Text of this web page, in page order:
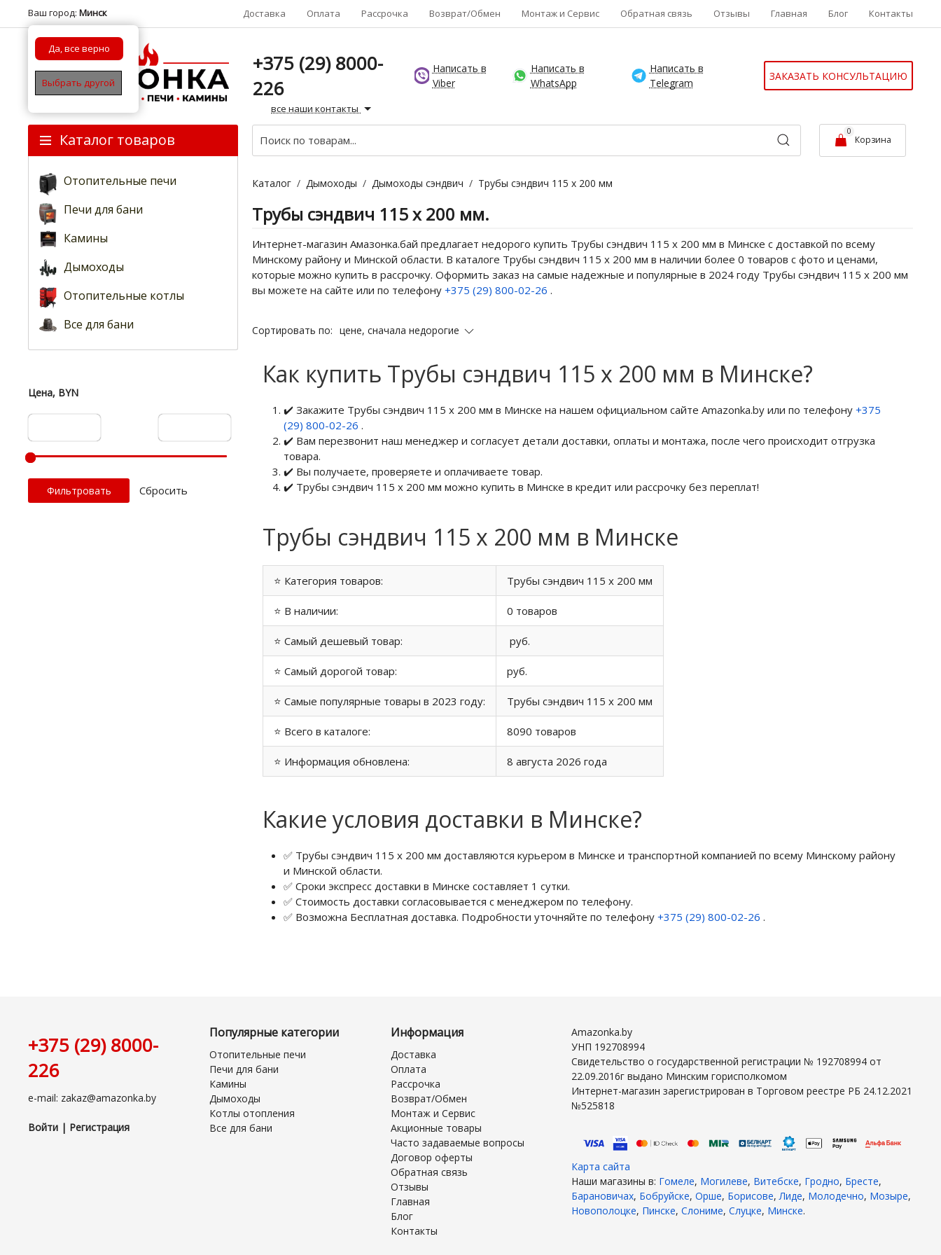
Ваш город: Минск
Да, все верно
Выбрать другой
Доставка Оплата Рассрочка Возврат/Обмен Монтаж и Сервис Обратная связь Отзывы Главная Блог Контакты
+375 (29) 8000-
226
все наши контакты
Написать в
Viber
Написать в
WhatsApp
Написать в
Telegram
ЗАКАЗАТЬ КОНСУЛЬТАЦИЮ
Каталог товаров
Отопительные печи
Печи для бани
Камины
Дымоходы
Отопительные котлы
Все для бани
0
Корзина
Цена, BYN
Cбросить
Каталог / Дымоходы / Дымоходы сэндвич / Трубы сэндвич 115 х 200 мм
Трубы сэндвич 115 х 200 мм.
Интернет-магазин Амазонка.бай предлагает недорого купить Трубы сэндвич 115 х 200 мм в Минске с доставкой по всему
Минскому району и Минской области. В каталоге Трубы сэндвич 115 х 200 мм в наличии более 0 товаров с фото и ценами,
которые можно купить в рассрочку. Оформить заказ на самые надежные и популярные в 2024 году Трубы сэндвич 115 х 200 мм
вы можете на сайте или по телефону +375 (29) 800-02-26 .
Сортировать по: цене, сначала недорогие
Как купить Трубы сэндвич 115 х 200 мм в Минске?
✔️ Закажите Трубы сэндвич 115 х 200 мм в Минске на нашем официальном сайте Amazonka.by или по телефону +375
(29) 800-02-26 .
✔️ Вам перезвонит наш менеджер и согласует детали доставки, оплаты и монтажа, после чего происходит отгрузка
товара.
✔️ Вы получаете, проверяете и оплачиваете товар.
✔️ Трубы сэндвич 115 х 200 мм можно купить в Минске в кредит или рассрочку без переплат!
Трубы сэндвич 115 х 200 мм в Минске
⭐ Категория товаров: Трубы сэндвич 115 х 200 мм
⭐ В наличии: 0 товаров
⭐ Самый дешевый товар: руб.
⭐ Самый дорогой товар: руб.
⭐ Самые популярные товары в 2023 году: Трубы сэндвич 115 х 200 мм
⭐ Всего в каталоге: 8090 товаров
⭐ Информация обновлена: 8 августа 2026 года
Какие условия доставки в Минске?
✅ Трубы сэндвич 115 х 200 мм доставляются курьером в Минске и транспортной компанией по всему Минскому району
и Минской области.
✅ Сроки экспресс доставки в Минске составляет 1 сутки.
✅ Стоимость доставки согласовывается с менеджером по телефону.
✅ Возможна Бесплатная доставка. Подробности уточняйте по телефону +375 (29) 800-02-26 .
+375 (29) 8000-
226
e-mail: zakaz@amazonka.by
Войти | Регистрация
Популярные категории
Отопительные печи
Печи для бани
Камины
Дымоходы
Котлы отопления
Все для бани
Информация
Доставка
Оплата
Рассрочка
Возврат/Обмен
Монтаж и Сервис
Акционные товары
Часто задаваемые вопросы
Договор оферты
Обратная связь
Отзывы
Главная
Блог
Контакты
Amazonka.by
УНП 192708994
Свидетельство о государственной регистрации № 192708994 от
22.09.2016г выдано Минским горисполкомом
Интернет-магазин зарегистрирован в Торговом реестре РБ 24.12.2021
№525818
Карта сайта
Наши магазины в: Гомеле, Могилеве, Витебске, Гродно, Бресте,
Барановичах, Бобруйске,Орше, Борисове, Лиде, Молодечно, Мозыре,
Новополоцке, Пинске,Слониме,Слуцке, Минске.